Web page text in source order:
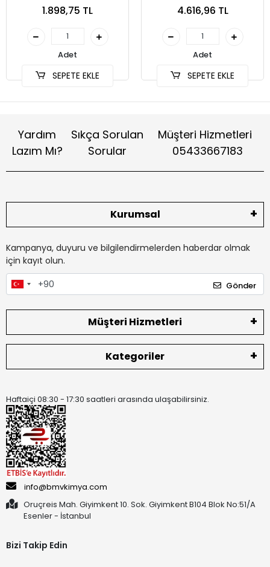
1.898,75 TL
Adet
SEPETE EKLE
4.616,96 TL
Adet
SEPETE EKLE
Yardım
Lazım Mı?
Sıkça Sorulan
Sorular
Müşteri Hizmetleri
05433667183
Kurumsal
Kampanya, duyuru ve bilgilendirmelerden haberdar olmak
için kayıt olun.
Gönder
Müşteri Hizmetleri
Kategoriler
Haftaiçi 08:30 - 17:30 saatleri arasında ulaşabilirsiniz.
info@bmvkimya.com
Oruçreis Mah. Giyimkent 10. Sok. Giyimkent B104 Blok No:51/A
Esenler - İstanbul
Bizi Takip Edin